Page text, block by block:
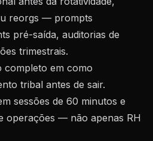
reorgs — prompts
pré-saída, auditorias de
trimestrais.
completo em como
tribal antes de sair.
sessões de 60 minutos e
operações — não apenas RH